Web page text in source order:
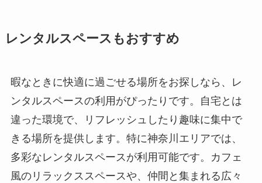
レンタルスペースもおすすめ
暇なときに快適に過ごせる場所をお探しなら、レ
ンタルスペースの利用がぴったりです。自宅とは
違った環境で、リフレッシュしたり趣味に集中で
きる場所を提供します。特に神奈川エリアでは、
多彩なレンタルスペースが利用可能です。カフェ
風のリラックススペースや、仲間と集まれる広々